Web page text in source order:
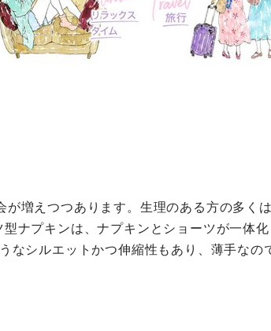
増えつつあります。生理のある方の多く
ナプキンは、ナプキンとショーツが一体
なシルエットかつ伸縮性もあり、薄手な